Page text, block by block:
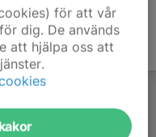
för att vår
dig. De används
att hjälpa oss att